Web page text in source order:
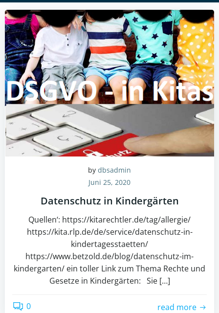
by dbsadmin
Juni 25, 2020
Datenschutz in Kindergärten
Quellen‘: https://kitarechtler.de/tag/allergie/
https://kita.rlp.de/de/service/datenschutz-in-
kindertagesstaetten/
https://www.betzold.de/blog/datenschutz-im-
kindergarten/ ein toller Link zum Thema Rechte und
Gesetze in Kindergärten: Sie […]
0 read more